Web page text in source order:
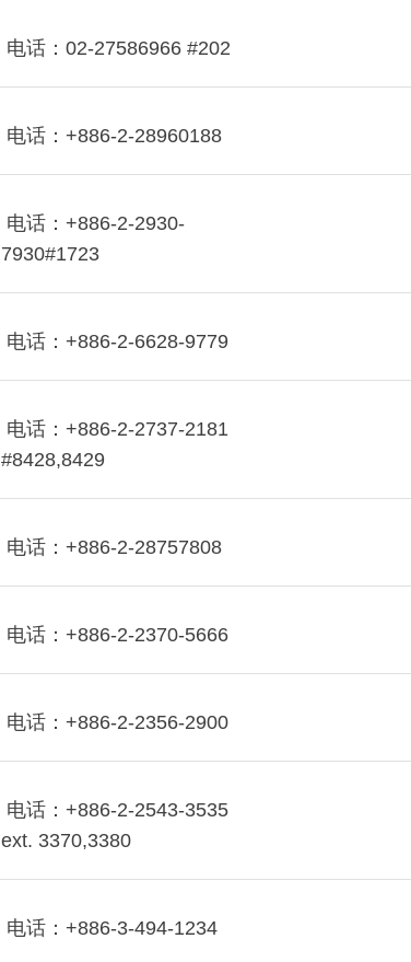
电话：02-27586966 #202
电话：+886-2-28960188
电话：+886-2-2930-
7930#1723
电话：+886-2-6628-9779
电话：+886-2-2737-2181
#8428,8429
电话：+886-2-28757808
电话：+886-2-2370-5666
电话：+886-2-2356-2900
电话：+886-2-2543-3535
ext. 3370,3380
电话：+886-3-494-1234